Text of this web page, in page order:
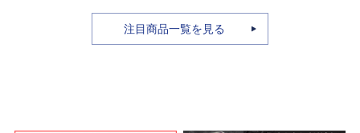
注目商品一覧を見る